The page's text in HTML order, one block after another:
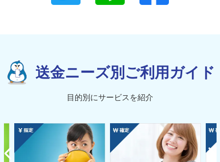
送金ニーズ別ご利用ガイド
目的別にサービスを紹介